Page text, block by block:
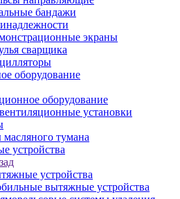
бандажи
экраны
сварщика
оборудование
оборудование
установки
тумана
устройства
устройства
вытяжные устройства